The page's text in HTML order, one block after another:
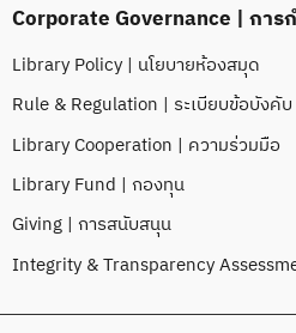
Corporate Governance | การ
Library Policy | นโยบายห้องสมุด
Rule & Regulation | ระเบียบข้อบังคับ
Library Cooperation | ความร่วมมือ
Library Fund | กองทุน
Giving | การสนับสนุน
Integrity & Transparency